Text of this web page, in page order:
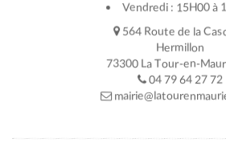
Vendredi : 15H00 à
564 Route de la
Hermillon
73300 La Tour-en-
04 79 64 27 72